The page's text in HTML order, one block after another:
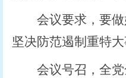
会议要求，要做
坚决防范遏制重特大
会议号召，全党